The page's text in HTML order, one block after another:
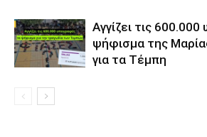
Αγγίζει τις
ψήφισμα της
για τα Τέμπη